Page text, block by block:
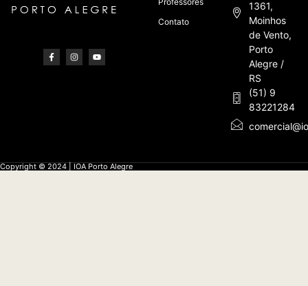
Contato
1361,
Moinhos
de Vento,
Porto
Alegre /
RS
(51) 9
83221284
Copyright © 2024 | IOA Porto Alegre